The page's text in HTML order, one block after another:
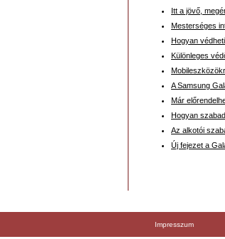
Itt a jövő,
Mesterséges
Hogyan
Különleges
A Samsung
Már
Hogyan
Az alkotói
Új fejezet a
Impresszum